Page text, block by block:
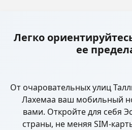
Легко
ее
От очаровательных улиц
Лахемаа ваш мобильный
вами. Откройте для себя
страны, не меняя SIM-